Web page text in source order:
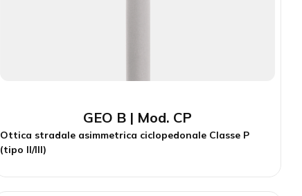
GEO B | Mod. CP
Ottica stradale asimmetrica ciclopedonale Classe P (tipo
II/III)